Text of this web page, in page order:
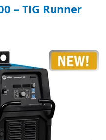
– TIG Runner